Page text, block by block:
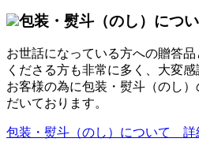
包装・熨斗（のし）につ
お世話になっている方への贈答
くださる方も非常に多く、大変
お客様の為に包装・熨斗（のし
だいております。
包装・熨斗（のし）について 詳